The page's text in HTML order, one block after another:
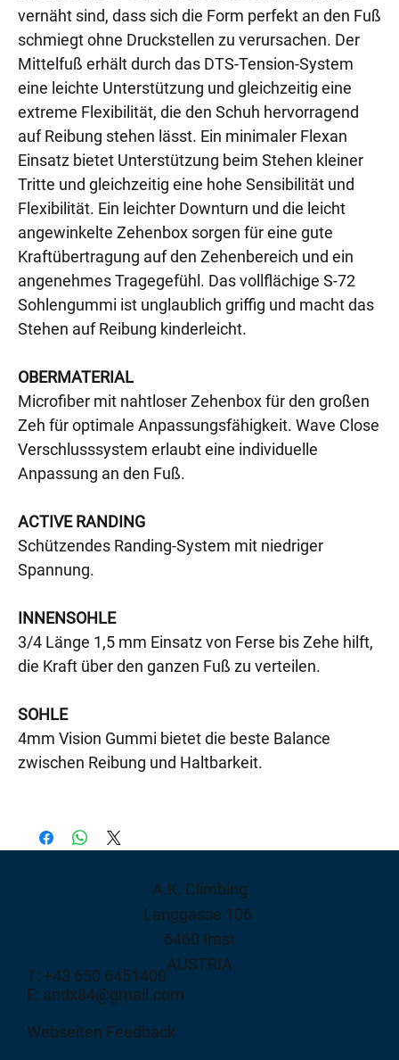
vernäht sind, dass sich die Form perfekt an den Fuß
schmiegt ohne Druckstellen zu verursachen. Der
Mittelfuß erhält durch das DTS-Tension-System
eine leichte Unterstützung und gleichzeitig eine
extreme Flexibilität, die den Schuh hervorragend
auf Reibung stehen lässt. Ein minimaler Flexan
Einsatz bietet Unterstützung beim Stehen kleiner
Tritte und gleichzeitig eine hohe Sensibilität und
Flexibilität. Ein leichter Downturn und die leicht
angewinkelte Zehenbox sorgen für eine gute
Kraftübertragung auf den Zehenbereich und ein
angenehmes Tragegefühl. Das vollflächige S-72
Sohlengummi ist unglaublich griffig und macht das
Stehen auf Reibung kinderleicht.
OBERMATERIAL
Microfiber mit nahtloser Zehenbox für den großen
Zeh für optimale Anpassungsfähigkeit. Wave Close
Verschlusssystem erlaubt eine individuelle
Anpassung an den Fuß.
ACTIVE RANDING
Schützendes Randing-System mit niedriger
Spannung.
INNENSOHLE
3/4 Länge 1,5 mm Einsatz von Ferse bis Zehe hilft,
die Kraft über den ganzen Fuß zu verteilen.
SOHLE
4mm Vision Gummi bietet die beste Balance
zwischen Reibung und Haltbarkeit.
A.K. Climbing
Langgasse 106
6460 Imst
AUSTRIA
T: +43 650 6451400
E: andx84@gmail.com
Webseiten Feedback